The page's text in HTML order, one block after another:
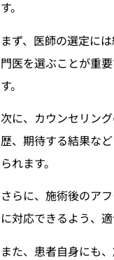
す。
まず、医師の選定に
門医を選ぶことが重
す。
次に、カウンセリン
歴、期待する結果な
られます。
さらに、施術後のア
に対応できるよう、
また、患者自身にも